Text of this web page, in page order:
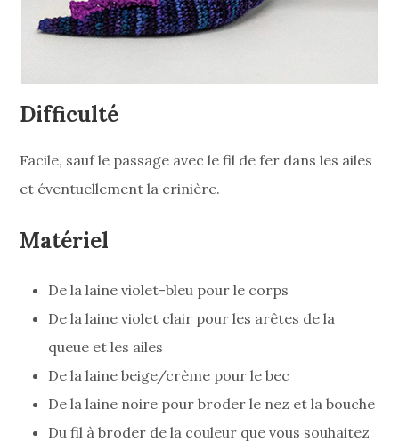
Difficulté
Facile, sauf le passage avec le fil de fer dans les ailes
et éventuellement la crinière.
Matériel
De la laine violet-bleu pour le corps
De la laine violet clair pour les arêtes de la
queue et les ailes
De la laine beige/crème pour le bec
De la laine noire pour broder le nez et la bouche
Du fil à broder de la couleur que vous souhaitez